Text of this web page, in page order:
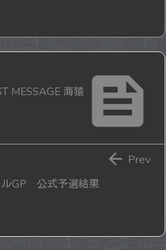

MESSAGE 海猿
ルGP 公式予選結果
 Prev